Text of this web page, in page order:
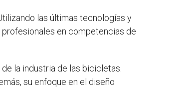
las últimas tecnologías y
en competencias de
la industria de las bicicletas.
su enfoque en el diseño